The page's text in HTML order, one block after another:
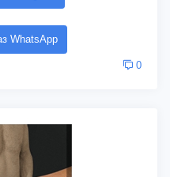
WhatsApp
0